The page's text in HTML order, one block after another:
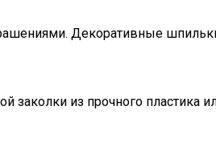
Декоративные
заколки из прочного пластика